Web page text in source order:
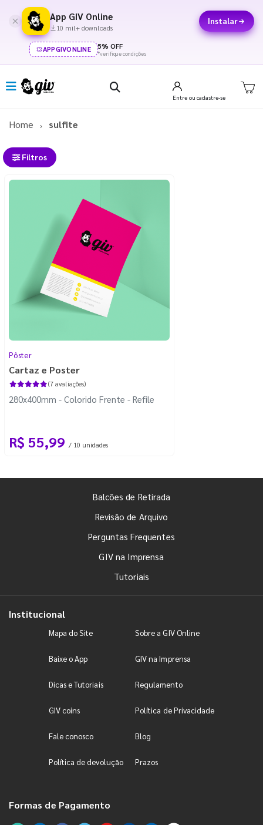
App GIV Online
10 mil+ downloads
Instalar
APPGIVONLINE 5% OFF
*verifique condições
Entre ou cadastre-se
Home sulfite
Filtros
Pôster
Cartaz e Poster
(7 avaliações)
280x400mm - Colorido Frente - Refile
R$ 55,99 / 10 unidades
Balcões de Retirada
Revisão de Arquivo
Perguntas Frequentes
GIV na Imprensa
Tutoriais
Institucional
Mapa do Site Sobre a GIV Online
Baixe o App GIV na Imprensa
Dicas e Tutoriais Regulamento
GIV coins Política de Privacidade
Fale conosco Blog
Política de devolução Prazos
Formas de Pagamento